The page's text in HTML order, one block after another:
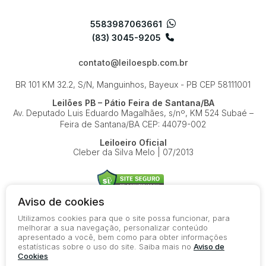
5583987063661
(83) 3045-9205
contato@leiloespb.com.br
BR 101 KM 32.2, S/N, Manguinhos, Bayeux - PB CEP 58111001
Leilões PB – Pátio Feira de Santana/BA
Av. Deputado Luis Eduardo Magalhães, s/nº, KM 524Subaé –
Feira de Santana/BA CEP: 44079-002
Leiloeiro Oficial
Cleber da Silva Melo | 07/2013
© 2026-present - Todos os direitos reservados
Política de Privacidade
Aviso de cookies
Utilizamos cookies para que o site possa funcionar, para
melhorar a sua navegação, personalizar conteúdo
apresentado a você, bem como para obter informações
estatísticas sobre o uso do site. Saiba mais no Aviso de
Cookies